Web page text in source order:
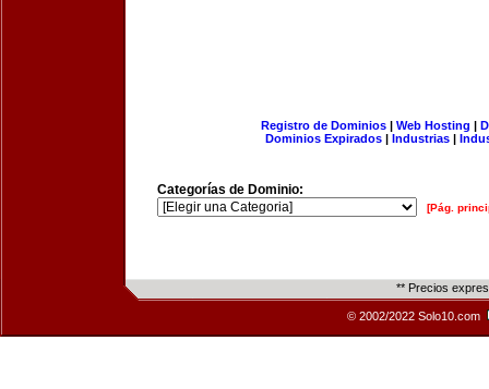
Registro de Dominios| Web Hosting |
Dominios Expirados | Industrias |
Categorías de Dominio:
[Pág.
** Precios
© 2002/2022 Solo10.com